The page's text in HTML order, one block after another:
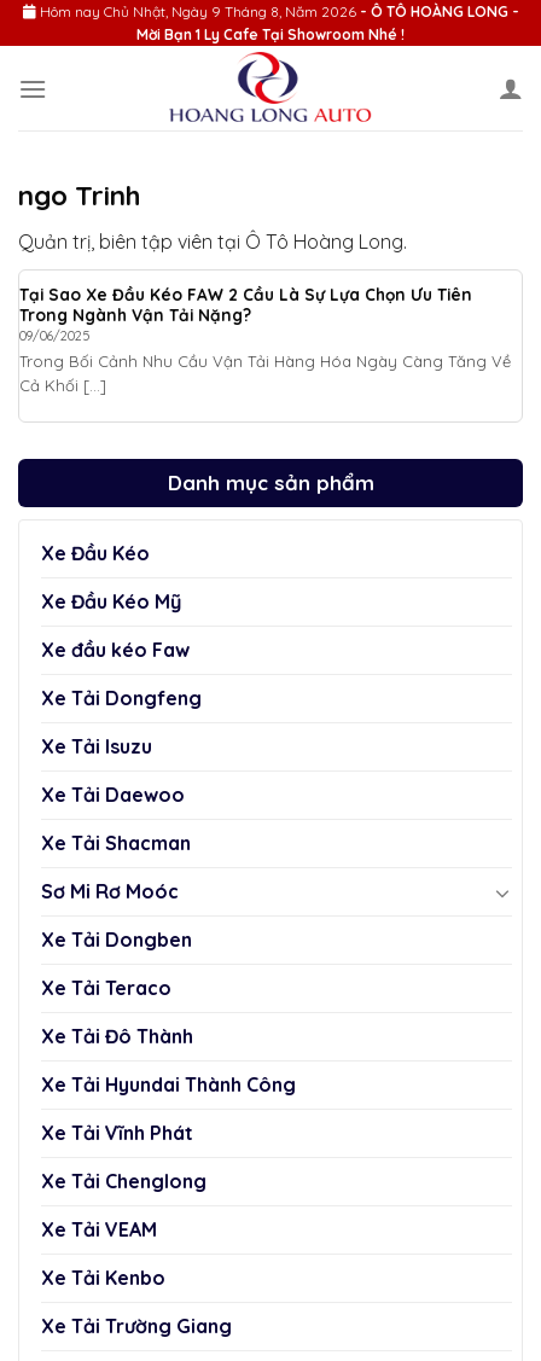
Skip
to
Hôm nay Chủ Nhật, Ngày 9 Tháng 8, Năm 2026 - Ô TÔ HOÀNG LONG -
Mời Bạn 1 Ly Cafe Tại Showroom Nhé !
Danh mục sản phẩm
Xe Đầu Kéo
Xe Đầu Kéo Mỹ
Xe đầu kéo Faw
Xe Tải Dongfeng
Xe Tải Isuzu
Xe Tải Daewoo
Xe Tải Shacman
Sơ Mi Rơ Moóc
Xe Tải Dongben
Xe Tải Teraco
Xe Tải Đô Thành
Xe Tải Hyundai Thành Công
Xe Tải Vĩnh Phát
Xe Tải Chenglong
Xe Tải VEAM
Xe Tải Kenbo
Xe Tải Trường Giang
ngo Trinh
Quản trị, biên tập viên tại Ô Tô Hoàng Long.
Tại Sao Xe Đầu Kéo FAW 2 Cầu Là Sự Lựa Chọn Ưu Tiên
Trong Ngành Vận Tải Nặng?
09/06/2025
Trong Bối Cảnh Nhu Cầu Vận Tải Hàng Hóa Ngày Càng Tăng Về
Cả Khối [...]